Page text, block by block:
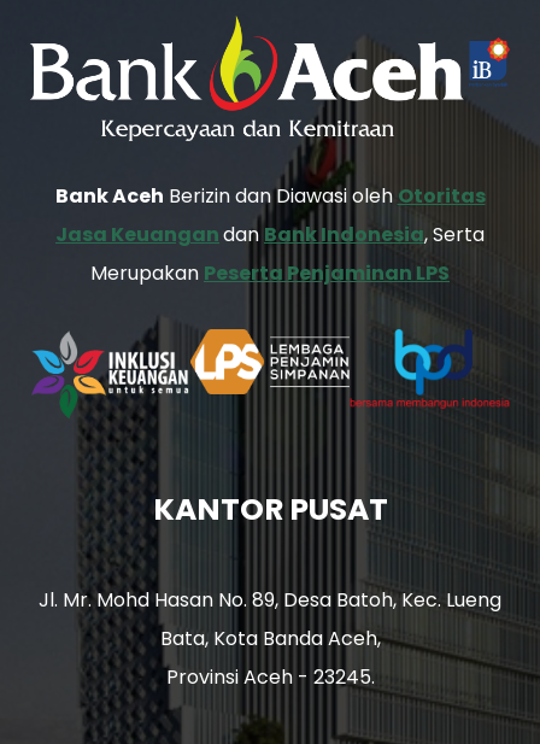
Bank Aceh Berizin dan Diawasi oleh Otoritas
Jasa Keuangandan Bank Indonesia, Serta
Merupakan Peserta Penjaminan LPS
KANTOR PUSAT
Jl. Mr. Mohd Hasan No. 89, Desa Batoh, Kec. Lueng
Bata, Kota Banda Aceh,
Provinsi Aceh - 23245.